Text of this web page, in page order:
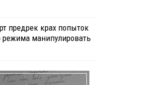
предрек крах попыток
режима манипулировать